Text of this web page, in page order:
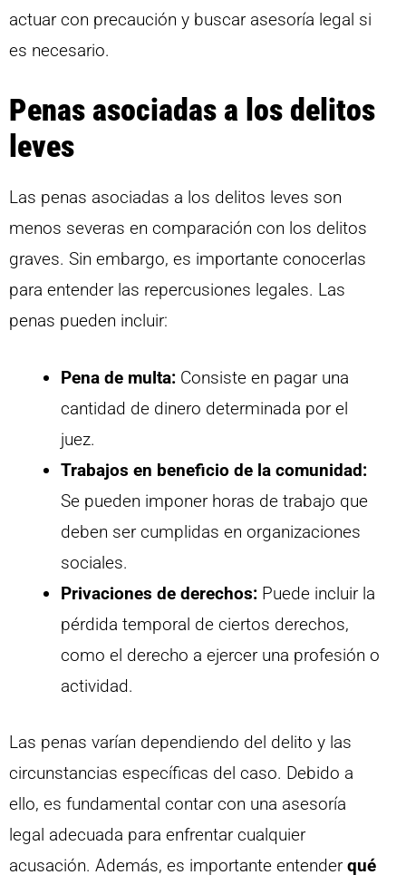
actuar con precaución y buscar asesoría legal si
es necesario.
Penas asociadas a los delitos
leves
Las penas asociadas a los delitos leves son
menos severas en comparación con los delitos
graves. Sin embargo, es importante conocerlas
para entender las repercusiones legales. Las
penas pueden incluir:
Pena de multa: Consiste en pagar una
cantidad de dinero determinada por el
juez.
Trabajos en beneficio de la comunidad:
Se pueden imponer horas de trabajo que
deben ser cumplidas en organizaciones
sociales.
Privaciones de derechos: Puede incluir la
pérdida temporal de ciertos derechos,
como el derecho a ejercer una profesión o
actividad.
Las penas varían dependiendo del delito y las
circunstancias específicas del caso. Debido a
ello, es fundamental contar con una asesoría
legal adecuada para enfrentar cualquier
acusación. Además, es importante entenderqué